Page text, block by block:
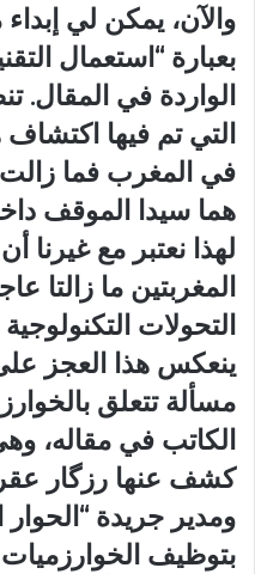
والآن، يمكن لي إبداء
بعبارة “استعمال
الواردة في المقال.
التي تم فيها اكتشاف
في المغرب فما زالت
هما سيدا الموقف
لهذا نعتبر مع غيرنا
المغربتين ما زالتا
التحولات
ينعكس هذا العجز
مسألة تتعلق
الكاتب في مقاله،
كشف عنها رزگار
ومدير جريدة “الحوار
بتوظيف